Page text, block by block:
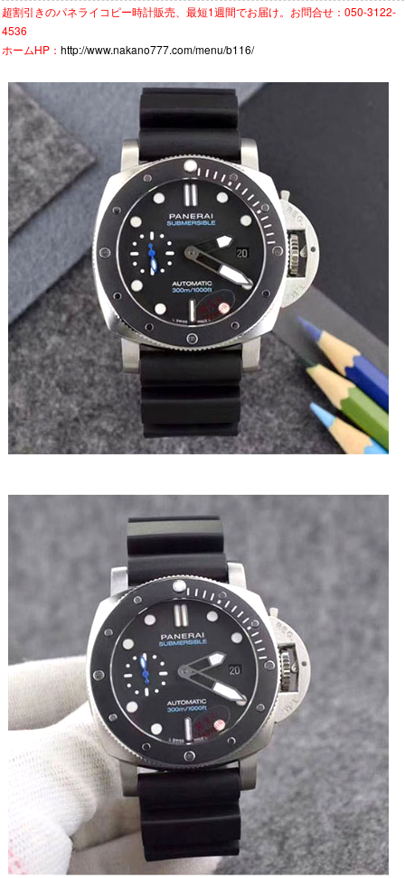
超割引きのパネライコピー時計販売、最短1週間でお届け。お問合せ：050-3122-
4536
ホームHP： http://www.nakano777.com/menu/b116/